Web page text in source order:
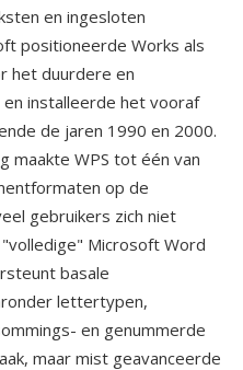
en ingesloten
positioneerde Works als
het duurdere en
installeerde het vooraf
de jaren 1990 en 2000.
maakte WPS tot één van
op de
gebruikers zich niet
Microsoft Word
basale
lettertypen,
en genummerde
maar mist geavanceerde